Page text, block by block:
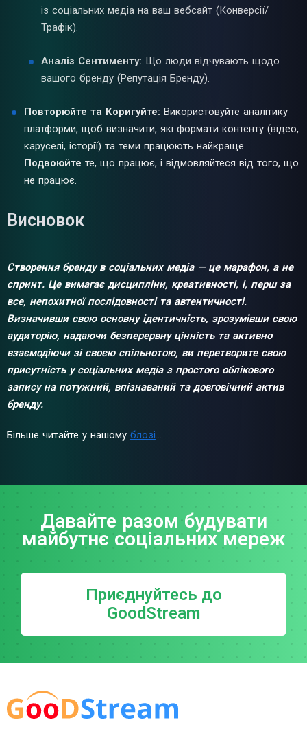
із соціальних медіа на ваш вебсайт (Конверсії/
Трафік).
Аналіз Сентименту: Що люди відчувають щодо
вашого бренду (Репутація Бренду).
Повторюйте та Коригуйте: Використовуйте аналітику
платформи, щоб визначити, які формати контенту (відео,
каруселі, історії) та теми працюють найкраще.
Подвоюйте те, що працює, і відмовляйтеся від того, що
не працює.
Висновок
Створення бренду в соціальних медіа — це марафон, а не
спринт. Це вимагає дисципліни, креативності, і, перш за
все, непохитної послідовності та автентичності.
Визначивши свою основну ідентичність, зрозумівши свою
аудиторію, надаючи безперервну цінність та активно
взаємодіючи зі своєю спільнотою, ви перетворите свою
присутність у соціальних медіа з простого облікового
запису на потужний, впізнаваний та довговічний актив
бренду.
Більше читайте у нашому блозі...
Давайте разом будувати
майбутнє соціальних мереж
Приєднуйтесь до
GoodStream